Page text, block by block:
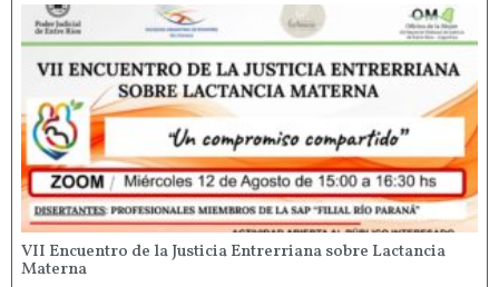
VII Encuentro de la Justicia Entrerriana sobre Lactancia
Materna